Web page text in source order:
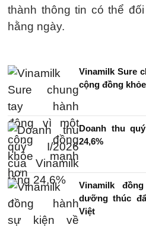
thành thông tin có thể
hằng ngày.
Vinamilk Sure
cộng đồng
Doanh thu
24,6%
Vinamilk
dưỡng thúc
Việt